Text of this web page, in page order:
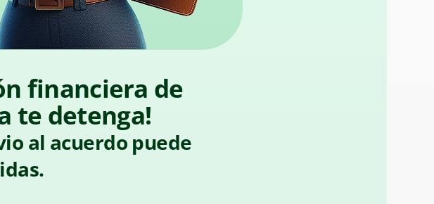
financiera de
te detenga!
al acuerdo puede